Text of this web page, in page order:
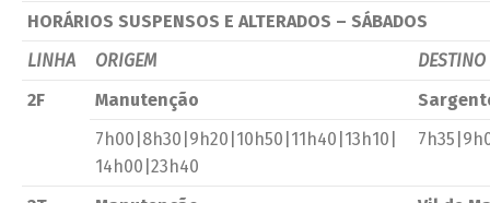
HORÁRIOS SUSPENSOS E ALTERADOS – SÁBADOS
LINHA
ORIGEM
DESTINO
2F
Manutenção
7h00|8h30|9h20|10h50|11h40|13h10|
14h00|23h40